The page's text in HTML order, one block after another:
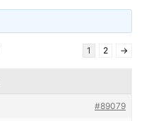
1 2 →
#89079